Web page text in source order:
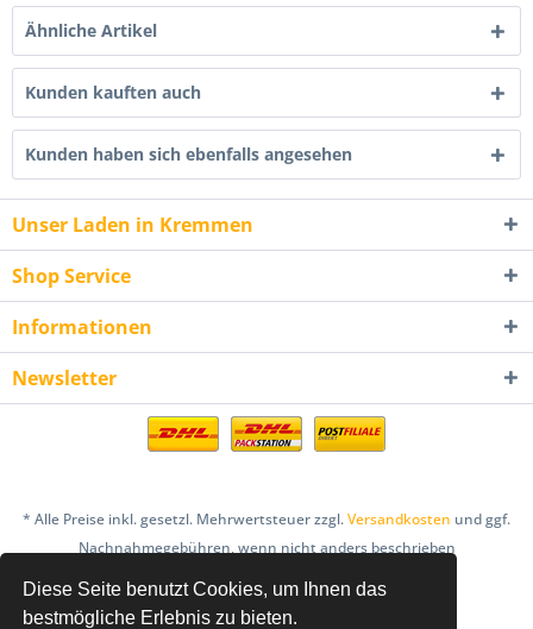
Diese Seite benutzt Cookies, um Ihnen das
bestmögliche Erlebnis zu bieten.
Ähnliche Artikel
Kunden kauften auch
Kunden haben sich ebenfalls angesehen
Unser Laden in Kremmen
Shop Service
Informationen
Newsletter
* Alle Preise inkl. gesetzl. Mehrwertsteuer zzgl.Versandkosten und ggf.
Nachnahmegebühren, wenn nicht anders beschrieben
AGB Bestellung & Zahlung
Datenschutz